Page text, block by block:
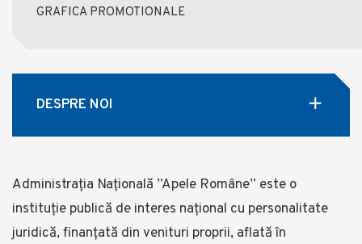
GRAFICA PROMOTIONALE
DESPRE NOI
Administrația Națională ”Apele Române” este o
instituție publică de interes național cu personalitate
juridică, finanţată din venituri proprii, aflată în